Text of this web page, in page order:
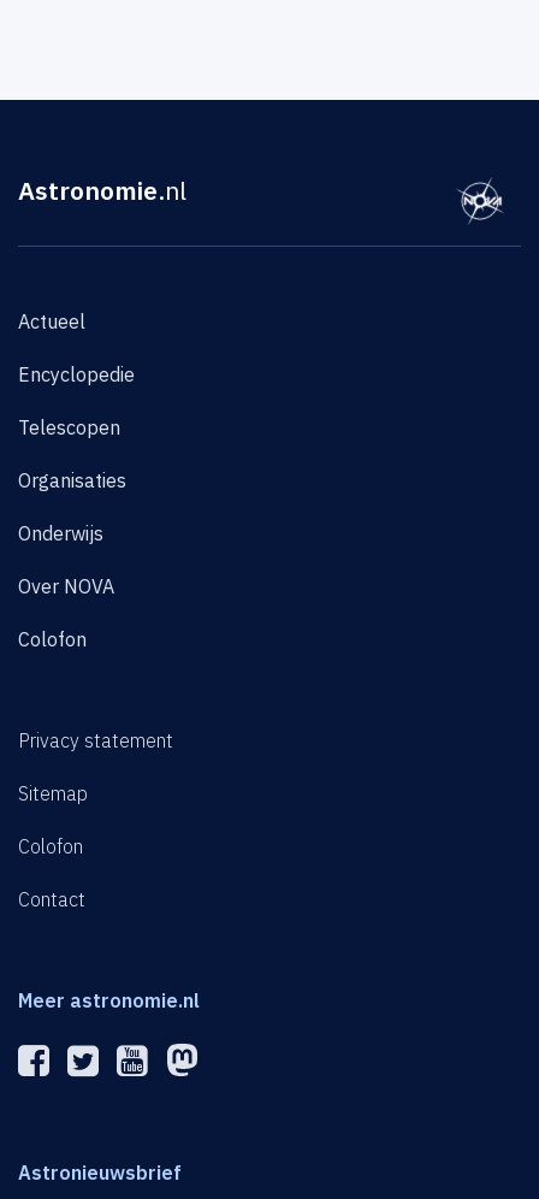
Astronomie.nl
Actueel
Encyclopedie
Telescopen
Organisaties
Onderwijs
Over NOVA
Colofon
Privacy statement
Sitemap
Colofon
Contact
Meer astronomie.nl
Astronieuwsbrief